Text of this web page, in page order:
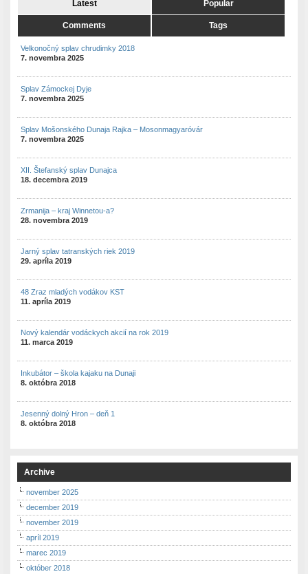
Latest Popular
Comments Tags
Velkonočný splav chrudimky 2018
7. novembra 2025
Splav Zámockej Dyje
7. novembra 2025
Splav Mošonského Dunaja Rajka – Mosonmagyaróvár
7. novembra 2025
XII. Štefanský splav Dunajca
18. decembra 2019
Zrmanija – kraj Winnetou-a?
28. novembra 2019
Jarný splav tatranských riek 2019
29. apríla 2019
48 Zraz mladých vodákov KST
11. apríla 2019
Nový kalendár vodáckych akcií na rok 2019
11. marca 2019
Inkubátor – škola kajaku na Dunaji
8. októbra 2018
Jesenný dolný Hron – deň 1
8. októbra 2018
Archive
november 2025
december 2019
november 2019
apríl 2019
marec 2019
október 2018